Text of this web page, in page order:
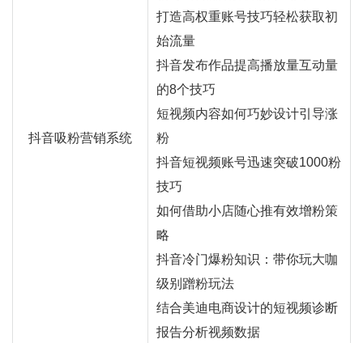
抖音吸粉营销系统
打造高权重账号技巧轻松获取初
始流量
抖音发布作品提高播放量互动量
的8个技巧
短视频内容如何巧妙设计引导涨
粉
抖音短视频账号迅速突破1000粉
技巧
如何借助小店随心推有效增粉策
略
抖音冷门爆粉知识：带你玩大咖
级别蹭粉玩法
结合美迪电商设计的短视频诊断
报告分析视频数据